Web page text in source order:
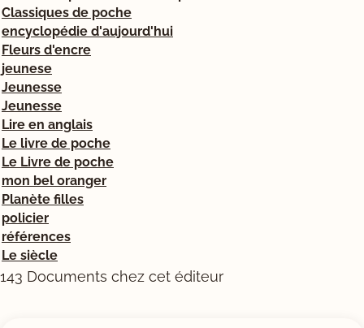
Classiques de poche
encyclopédie d'aujourd'hui
Fleurs d'encre
jeunese
Jeunesse
Jeunesse
Lire en anglais
Le livre de poche
Le Livre de poche
mon bel oranger
Planète filles
policier
références
Le siècle
143 Documents chez cet éditeur